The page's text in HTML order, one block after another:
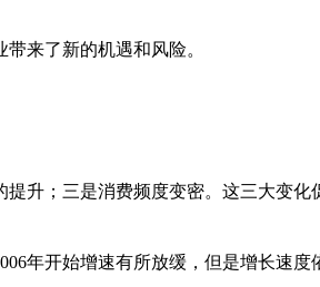
来了新的机遇和风险。
升；三是消费频度变密。这三大变化
年开始增速有所放缓，但是增长速度